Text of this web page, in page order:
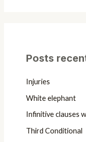
Posts
Injuries
White elephant
Infinitive clauses
Third Conditional